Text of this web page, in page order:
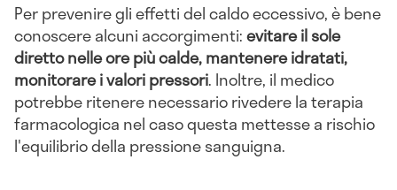
Per prevenire gli effetti del caldo eccessivo, è bene
conoscere alcuni accorgimenti:evitare il sole
diretto nelle ore più calde, mantenere idratati,
monitorare i valori pressori. Inoltre, il medico
potrebbe ritenere necessario rivedere la terapia
farmacologica nel caso questa mettesse a rischio
l'equilibrio della pressione sanguigna.